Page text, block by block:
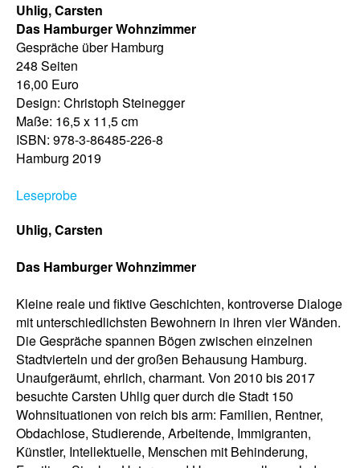
Uhlig, Carsten
Das Hamburger Wohnzimmer
Kleine reale und fiktive Geschichten, kontroverse Dialoge
mit unterschiedlichsten Bewohnern in ihren vier Wänden.
Die Gespräche spannen Bögen zwischen einzelnen
Stadtvierteln und der großen Behausung Hamburg.
Unaufgeräumt, ehrlich, charmant. Von 2010 bis 2017
besuchte Carsten Uhlig quer durch die Stadt 150
Wohnsituationen von reich bis arm: Familien, Rentner,
Obdachlose, Studierende, Arbeitende, Immigranten,
Künstler, Intellektuelle, Menschen mit Behinderung,
Uhlig, Carsten
Das Hamburger Wohnzimmer
Gespräche über Hamburg
248 Seiten
16,00 Euro
Design: Christoph Steinegger
Maße: 16,5 x 11,5 cm
ISBN: 978-3-86485-226-8
Hamburg 2019
Leseprobe